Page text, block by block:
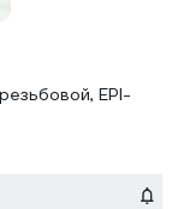
EPI-